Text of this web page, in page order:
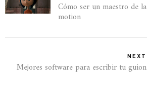
Cómo ser un maestro de
motion
Mejores software para escribir tu